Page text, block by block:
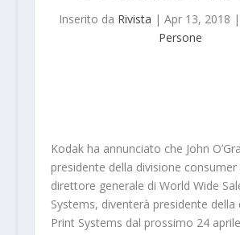
Inserito da Rivista |Apr 13, 2018 |
Persone
Kodak ha annunciato che John
presidente della divisione
direttore generale di World Wide
Systems, diventerà presidente della
Print Systems dal prossimo 24